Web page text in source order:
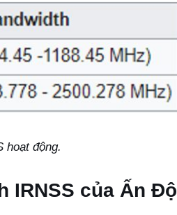
hoạt động.
IRNSS của Ấn Độ